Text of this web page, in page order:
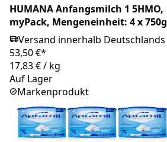
HUMANA Anfangsmilch 1 5HMO,
myPack, Mengeneinheit: 4 x 750g
Versand innerhalb Deutschlands
53,50 €*
17,83 €/ kg
Auf Lager
Markenprodukt